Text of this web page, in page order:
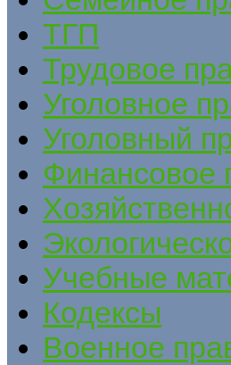
ТГП
Трудовое
Уголовное
Уголовный
Финансовое
Учебные
Кодексы
Военное